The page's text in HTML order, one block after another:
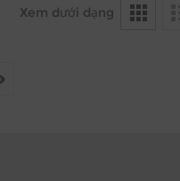
Xem dưới dạng